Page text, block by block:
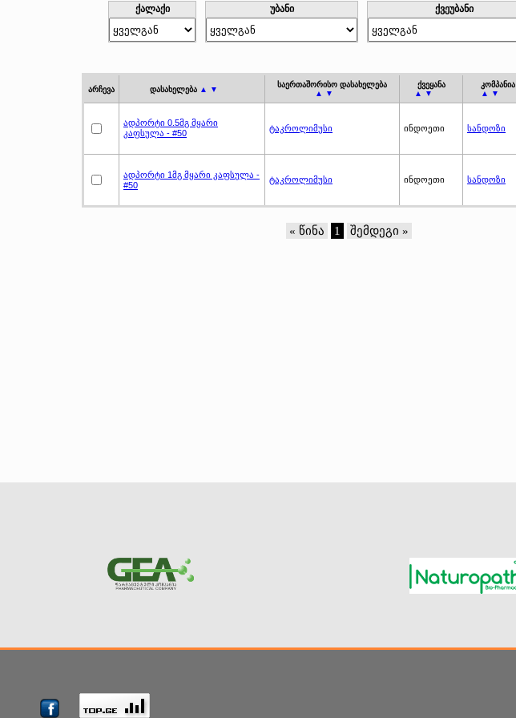
ქალაქი უბანი ქვეუბანი
არჩევა დასახელება ▲ ▼
საერთაშორისო დასახელება
▲ ▼
ქვეყანა
▲ ▼
კომპანია
▲ ▼
ადპორტი 0.5მგ მყარი
კაფსულა - #50
ტაკროლიმუსი ინდოეთი სანდოზი
ადპორტი 1მგ მყარი კაფსულა -
#50
ტაკროლიმუსი ინდოეთი სანდოზი
« წინა 1 შემდეგი »